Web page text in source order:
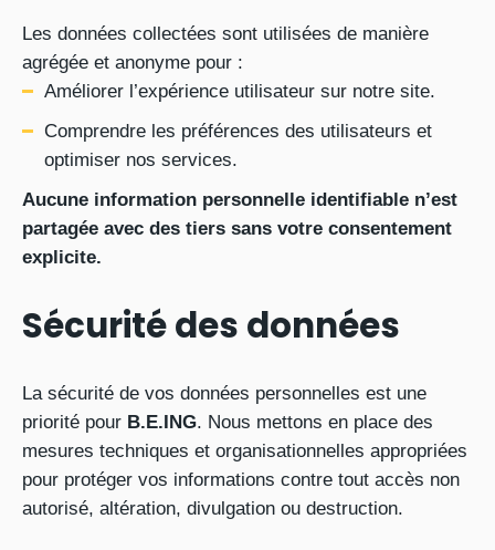
Les données collectées sont utilisées de manière
agrégée et anonyme pour :
Améliorer l’expérience utilisateur sur notre site.
Comprendre les préférences des utilisateurs et
optimiser nos services.
Aucune information personnelle identifiable n’est
partagée avec des tiers sans votre consentement
explicite.
Sécurité des données
La sécurité de vos données personnelles est une
priorité pour B.E.ING. Nous mettons en place des
mesures techniques et organisationnelles appropriées
pour protéger vos informations contre tout accès non
autorisé, altération, divulgation ou destruction.